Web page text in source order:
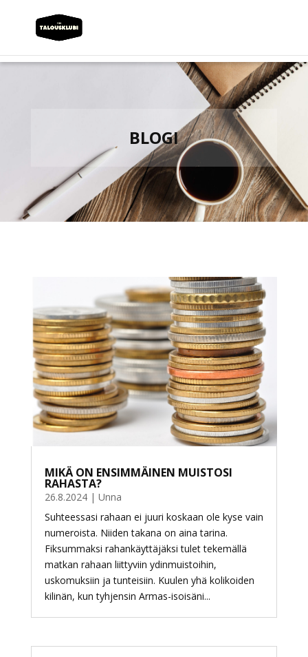
BLOGI
MIKÄ ON ENSIMMÄINEN MUISTOSI
RAHASTA?
26.8.2024| Unna
Suhteessasi rahaan ei juuri koskaan ole kyse vain
numeroista. Niiden takana on aina tarina.
Fiksummaksi rahankäyttäjäksi tulet tekemällä
matkan rahaan liittyviin ydinmuistoihin,
uskomuksiin ja tunteisiin. Kuulen yhä kolikoiden
kilinän, kun tyhjensin Armas-isoisäni...